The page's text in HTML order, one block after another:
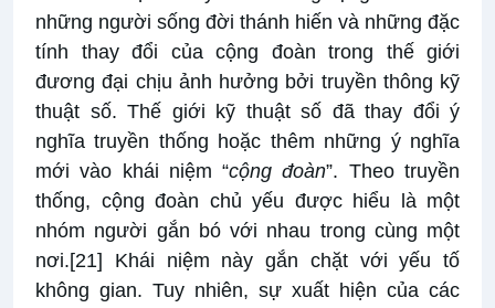
những người sống đời thánh hiến và những đặc
tính thay đổi của cộng đoàn trong thế giới
đương đại chịu ảnh hưởng bởi truyền thông kỹ
thuật số. Thế giới kỹ thuật số đã thay đổi ý
nghĩa truyền thống hoặc thêm những ý nghĩa
mới vào khái niệm “cộng đoàn”. Theo truyền
thống, cộng đoàn chủ yếu được hiểu là một
nhóm người gắn bó với nhau trong cùng một
nơi.[21] Khái niệm này gắn chặt với yếu tố
không gian. Tuy nhiên, sự xuất hiện của các